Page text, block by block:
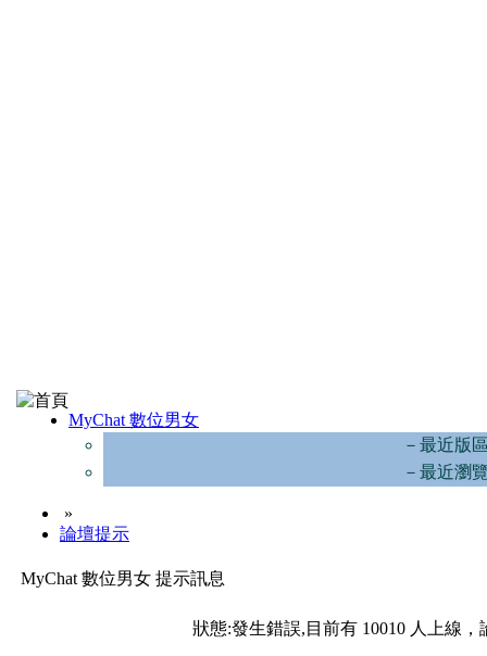
MyChat 數位男女
－最近版
－最近瀏
»
論壇提示
MyChat 數位男女 提示訊息
狀態:發生錯誤,目前有 10010 人上線